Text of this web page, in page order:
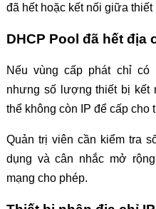
đã hết hoặc kết nối giữa
DHCP Pool đã hết địa
Nếu vùng cấp phát chỉ
nhưng số lượng thiết bị kết
thể không còn IP để cấp cho
Quản trị viên cần kiểm tra
dụng và cân nhắc mở
mạng cho phép.